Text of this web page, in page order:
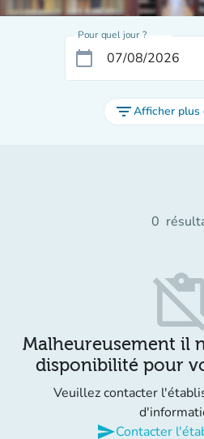
Pour quel jour ?
calendar_today
filter_listAfficher plus
0
Malheureusement il
disponibilité pour
Veuillez contacter
sendContacter